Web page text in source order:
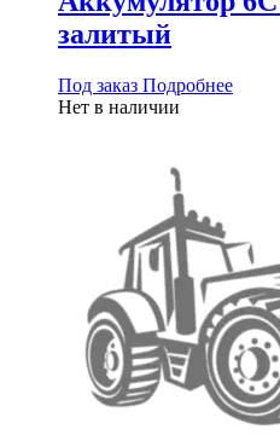
залитый
Под заказ Подробнее
Нет в наличии